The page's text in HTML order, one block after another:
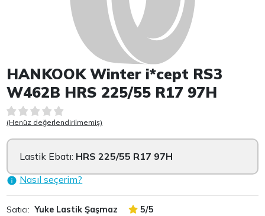
HANKOOK Winter i*cept RS3
W462B HRS 225/55 R17 97H
(Henüz değerlendirilmemiş)
Lastik Ebatı: HRS 225/55 R17 97H
Nasıl seçerim?
Satıcı: Yuke Lastik Şaşmaz 5/5